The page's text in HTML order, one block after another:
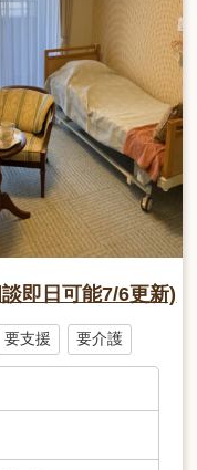
即日可能7/6更新)
要支援 要介護